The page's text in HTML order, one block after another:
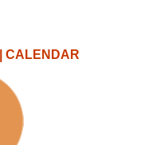
CALENDAR